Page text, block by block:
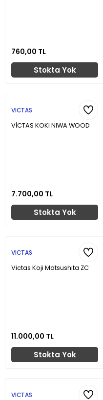
760,00 TL
Stokta Yok
VICTAS
VİCTAS KOKI NIWA WOOD
7.700,00 TL
Stokta Yok
VICTAS
Victas Koji Matsushita ZC
11.000,00 TL
Stokta Yok
VICTAS